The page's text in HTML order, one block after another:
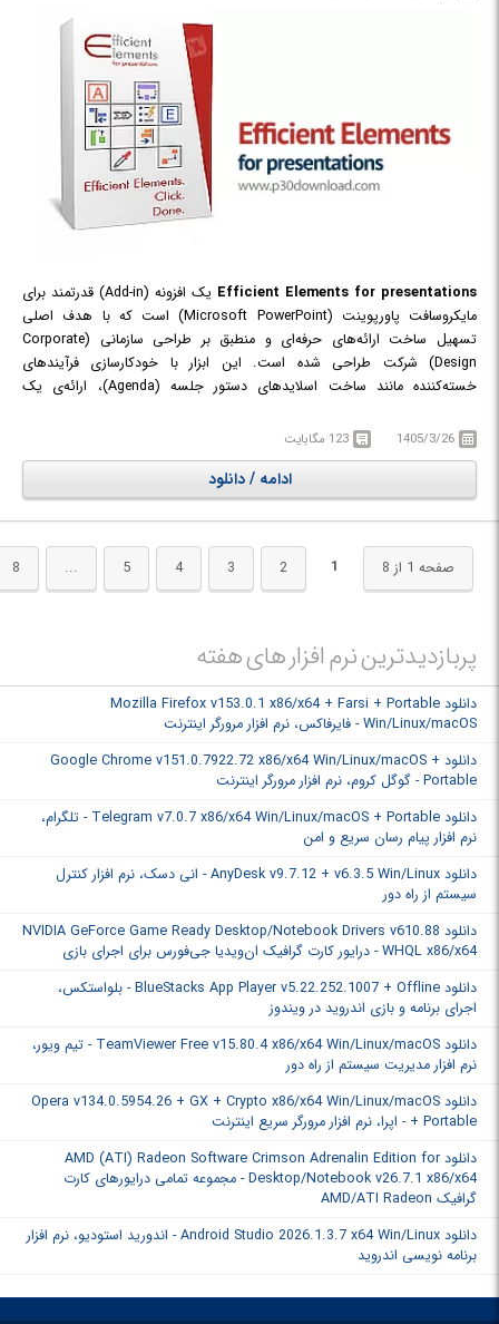
Efficient Elements for presentations
یک افزونه (Add-in) قدرتمند برای
مایکروسافت پاورپوینت (Microsoft PowerPoint) است که با هدف اصلی
تسهیل ساخت ارائه‌های حرفه‌ای و منطبق بر طراحی سازمانی (Corporate
Design) شرکت طراحی شده است. این ابزار با خودکارسازی فرآیندهای
خسته‌کننده مانند ساخت اسلایدهای دستور جلسه (Agenda)، ارائه‌ی یک
اجازه می‌دهد ارائه‌هایی سریع‌تر، دقیق‌تر و بصری‌تر بسازند. این افزونه با امکاناتی
مانند نقشه‌های قابل ویرایش و نمودارهای تعاملی، سطح جدیدی از حرفه‌ای‌گری
1405/3/26 123 مگابایت
ادامه / دانلود
صفحه 1 از 8 1
2
3
4
5
...
8
پربازدیدترین نرم افزار های هفته
دانلود Mozilla Firefox v153.0.1 x86/x64 + Farsi + Portable
Win/Linux/macOS - فایرفاکس، نرم افزار مرورگر اینترنت
دانلود Google Chrome v151.0.7922.72 x86/x64 Win/Linux/macOS +
Portable - گوگل کروم، نرم افزار مرورگر اینترنت
دانلود Telegram v7.0.7 x86/x64 Win/Linux/macOS + Portable - تلگرام،
نرم افزار پیام رسان سریع و امن
دانلود AnyDesk v9.7.12 + v6.3.5 Win/Linux - انی دسک، نرم افزار کنترل
سیستم از راه دور
دانلود NVIDIA GeForce Game Ready Desktop/Notebook Drivers v610.88
WHQL x86/x64 - درایور کارت گرافیک ان‌ویدیا جی‌فورس برای اجرای بازی
دانلود BlueStacks App Player v5.22.252.1007 + Offline - بلواستکس،
اجرای برنامه‌ و بازی‌ اندروید در ویندوز
دانلود TeamViewer Free v15.80.4 x86/x64 Win/Linux/macOS - تیم ویور،
نرم افزار مدیریت سیستم از راه دور
دانلود Opera v134.0.5954.26 + GX + Crypto x86/x64 Win/Linux/macOS
+ Portable - اپرا، نرم افزار مرورگر سریع اینترنت
دانلود AMD (ATI) Radeon Software Crimson Adrenalin Edition for
Desktop/Notebook v26.7.1 x86/x64 - مجموعه تمامی درایورهای کارت
گرافیک‌ AMD/ATI Radeon
دانلود Android Studio 2026.1.3.7 x64 Win/Linux - اندورید استودیو، نرم افزار
برنامه نویسی اندروید